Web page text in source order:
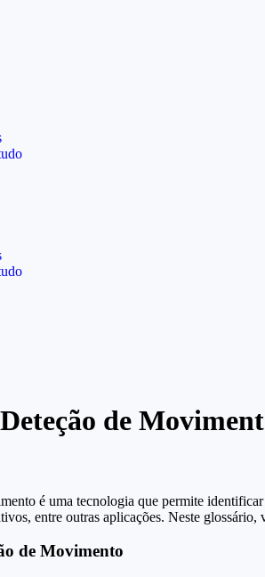
de
é uma tecnologia que permite
entre outras aplicações. Neste
de Movimento